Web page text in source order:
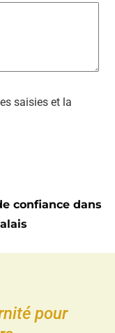
saisies et la
confiance dans
pour